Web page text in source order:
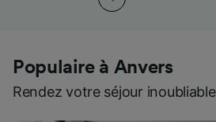
Populaire à Anvers
Rendez votre séjour inoubliable